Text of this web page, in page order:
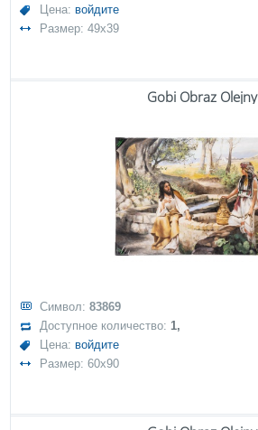
Цена: войдите
Размер: 49x39
Gobi Obraz Olejny
Символ:83869
Доступное количество:1,
Цена: войдите
Размер: 60x90